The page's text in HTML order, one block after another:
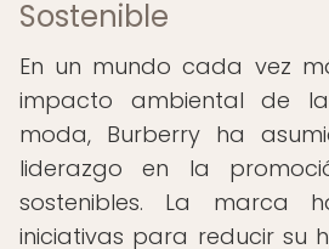
Sostenible
En un mundo cada vez
impacto ambiental de
moda, Burberry ha
liderazgo en la
sostenibles. La marca
iniciativas para reducir su